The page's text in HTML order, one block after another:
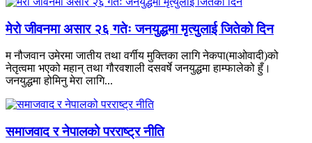
मेरो जीवनमा असार २६ गतेः जनयुद्धमा मृत्युलाई जितेको दिन
म नौजवान उमेरमा जातीय तथा वर्गीय मुक्तिका लागि नेकपा(माओवादी)को
नेतृत्वमा भएको महान् तथा गौरवशाली दसवर्षे जनयुद्धमा हाम्फालेको हुँ।
जनयुद्धमा होमिनु मेरा लागि...
समाजवाद र नेपालको परराष्ट्र नीति